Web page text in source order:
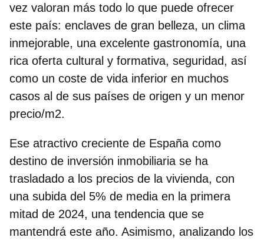
vez valoran más todo lo que puede ofrecer
este país: enclaves de gran belleza, un clima
inmejorable, una excelente gastronomía, una
rica oferta cultural y formativa, seguridad, así
como un coste de vida inferior en muchos
casos al de sus países de origen y un menor
precio/m2.
Ese atractivo creciente de España como
destino de inversión inmobiliaria se ha
trasladado a los precios de la vivienda, con
una subida del 5% de media en la primera
mitad de 2024, una tendencia que se
mantendrá este año. Asimismo, analizando los